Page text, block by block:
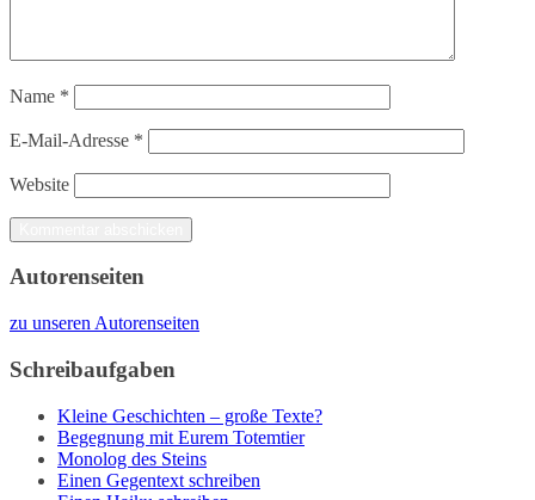
Name *
E-Mail-Adresse *
Website
Autorenseiten
zu unseren Autorenseiten
Schreibaufgaben
Kleine Geschichten – große Texte?
Begegnung mit Eurem Totemtier
Monolog des Steins
Einen Gegentext schreiben